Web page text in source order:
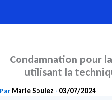
au
Condamnation pour
utilisant la
Par Marie Soulez - 03/07/2024